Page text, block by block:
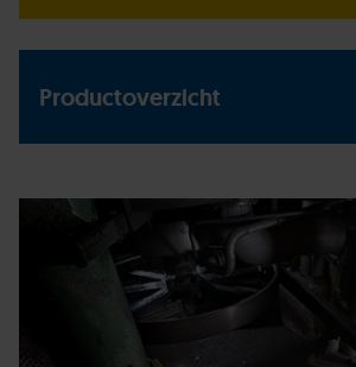
Productoverzicht